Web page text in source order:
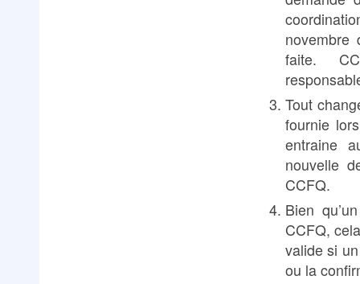
novembre
faite.
Tout
fournie
entraine
nouvelle
CCFQ.
Bien
CCFQ,
valide si
ou la